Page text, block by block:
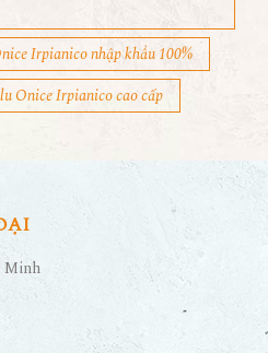
Irpianico nhập khẩu 100%
Onice Irpianico cao cấp
Minh